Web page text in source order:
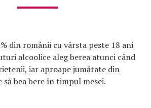
din românii cu vârsta peste 18 ani
alcoolice aleg berea atunci când
iar aproape jumătate din
să bea bere în timpul mesei.